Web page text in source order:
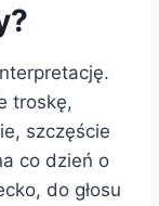
troskę,
szczęście
co dzień o
do głosu